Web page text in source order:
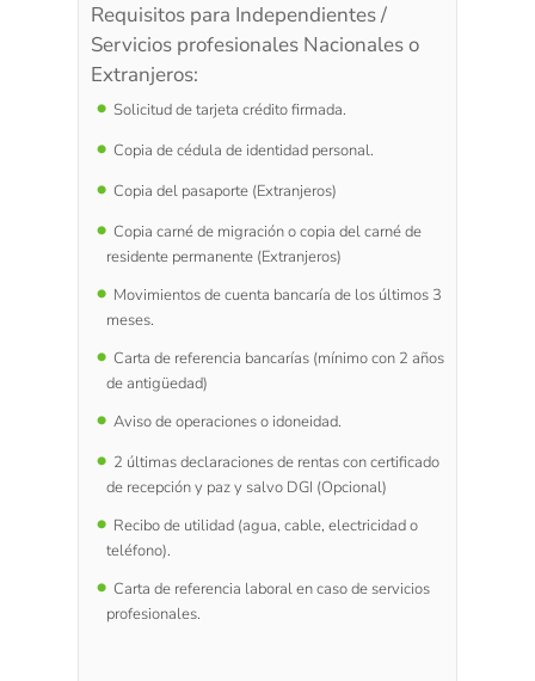
Requisitos para Independientes /
Servicios profesionales Nacionales o
Extranjeros:
Solicitud de tarjeta crédito firmada.
Copia de cédula de identidad personal.
Copia del pasaporte (Extranjeros)
Copia carné de migración o copia del carné de
residente permanente (Extranjeros)
Movimientos de cuenta bancaría de los últimos 3
meses.
Carta de referencia bancarías (mínimo con 2 años
de antigüedad)
Aviso de operaciones o idoneidad.
2 últimas declaraciones de rentas con certificado
de recepción y paz y salvo DGI (Opcional)
Recibo de utilidad (agua, cable, electricidad o
teléfono).
Carta de referencia laboral en caso de servicios
profesionales.